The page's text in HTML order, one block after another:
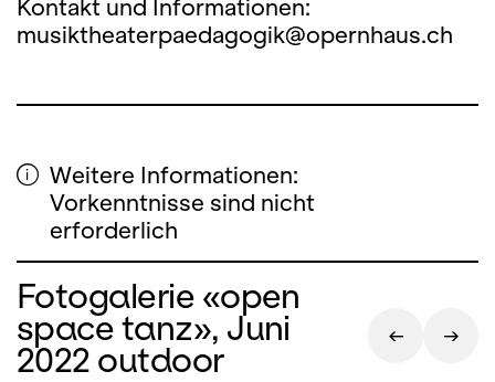
Kontakt und Informationen:
musiktheaterpaedagogik@opernhaus.ch
Weitere Informationen:
Vorkenntnisse sind nicht
erforderlich
Fotogalerie «open
space tanz», Juni
2022 outdoor